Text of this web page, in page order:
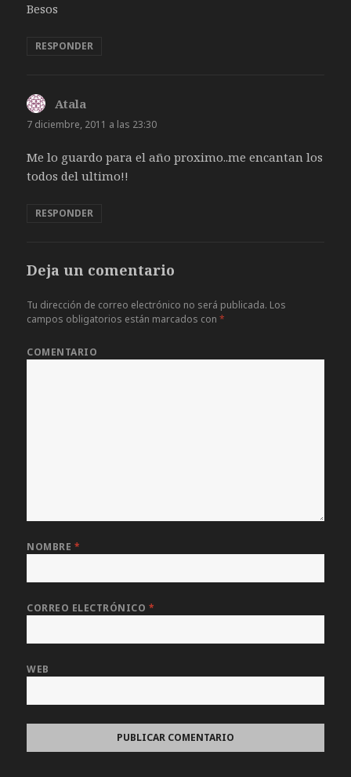
Besos
RESPONDER
Atala
7 diciembre, 2011 a las 23:30
Me lo guardo para el año proximo..me encantan los
todos del ultimo!!
RESPONDER
Deja un comentario
Tu dirección de correo electrónico no será publicada. Los
campos obligatorios están marcados con*
COMENTARIO
NOMBRE *
CORREO ELECTRÓNICO *
WEB